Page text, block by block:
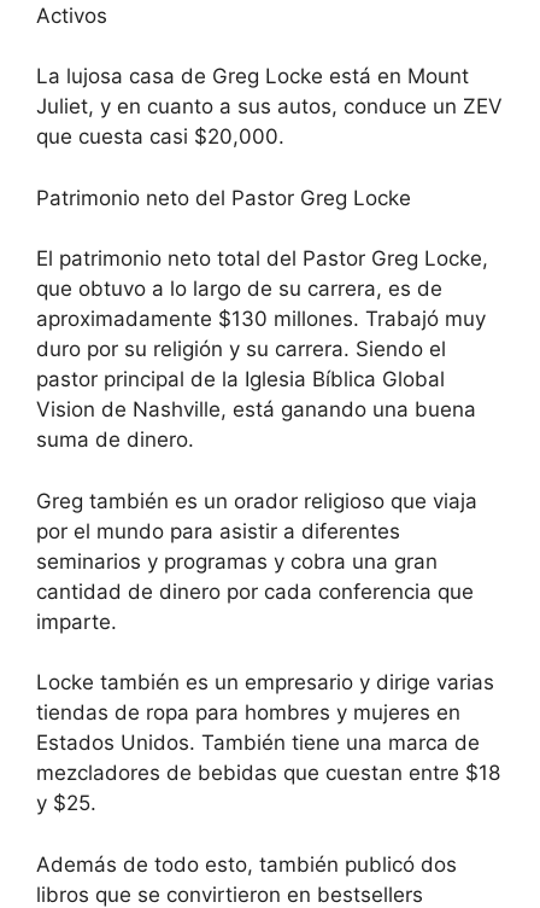
Activos
La lujosa casa de Greg Locke está en Mount
Juliet, y en cuanto a sus autos, conduce un ZEV
que cuesta casi $20,000.
Patrimonio neto del Pastor Greg Locke
El patrimonio neto total del Pastor Greg Locke,
que obtuvo a lo largo de su carrera, es de
aproximadamente $130 millones. Trabajó muy
duro por su religión y su carrera. Siendo el
pastor principal de la Iglesia Bíblica Global
Vision de Nashville, está ganando una buena
suma de dinero.
Greg también es un orador religioso que viaja
por el mundo para asistir a diferentes
seminarios y programas y cobra una gran
cantidad de dinero por cada conferencia que
imparte.
Locke también es un empresario y dirige varias
tiendas de ropa para hombres y mujeres en
Estados Unidos. También tiene una marca de
mezcladores de bebidas que cuestan entre $18
y $25.
Además de todo esto, también publicó dos
libros que se convirtieron en bestsellers